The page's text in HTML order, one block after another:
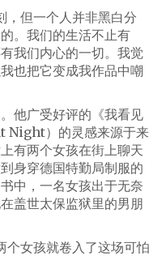
，但一个人并非黑白分
。我们的生活不止有
我们内心的一切。我觉
也把它变成我作品中嘲
他广受好评的《我看见
Night）的灵感来源于来
有两个女孩在街上聊天
身穿德国特勤局制服的
中，一名女孩出于无奈
盖世太保监狱里的男朋
个女孩就卷入了这场可怕